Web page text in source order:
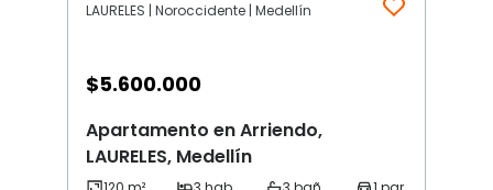
LAURELES | Noroccidente | Medellín
$5.600.000
Apartamento en Arriendo,
LAURELES, Medellín